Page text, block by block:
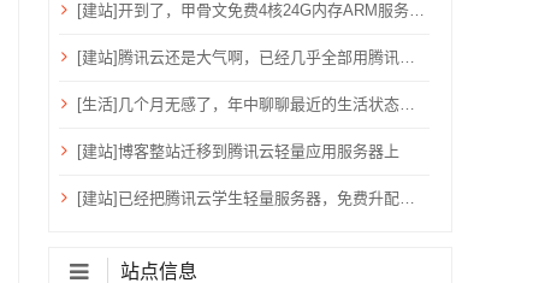
[建站]开到了，甲骨文免费4核24G内存ARM服务器~
[建站]腾讯云还是大气啊，已经几乎全部用腾讯云了！
[生活]几个月无感了，年中聊聊最近的生活状态吧！
[建站]博客整站迁移到腾讯云轻量应用服务器上
[建站]已经把腾讯云学生轻量服务器，免费升配到：2核心、4G内存、6M带宽、80G硬盘、1200G流量
站点信息